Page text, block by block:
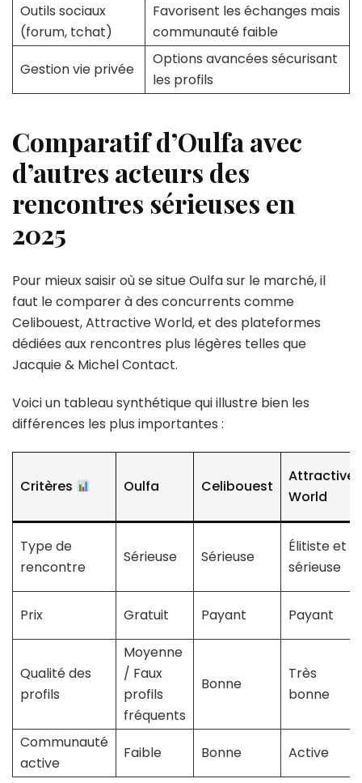
Outils sociaux
(forum, tchat)
Favorisent les échanges mais
communauté faible
Gestion vie privée
Options avancées sécurisant
les profils
Comparatif d’Oulfa avec
d’autres acteurs des
rencontres sérieuses en
2025
Pour mieux saisir où se situe Oulfa sur le marché, il
faut le comparer à des concurrents comme
Celibouest, Attractive World, et des plateformes
dédiées aux rencontres plus légères telles que
Jacquie & Michel Contact.
Voici un tableau synthétique qui illustre bien les
différences les plus importantes :
Critères Oulfa Celibouest
Attractive
World
Type de
rencontre
Sérieuse Sérieuse
Élitiste et
sérieuse
Prix Gratuit Payant Payant
Qualité des
profils
Moyenne
/ Faux
profils
fréquents
Bonne
Très
bonne
Communauté
active
Faible Bonne Active